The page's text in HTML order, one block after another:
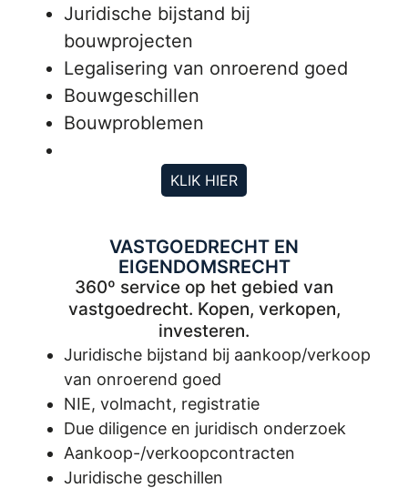
Juridische bijstand bij
bouwprojecten
Legalisering van onroerend goed
Bouwgeschillen
Bouwproblemen
KLIK HIER
VASTGOEDRECHT EN
EIGENDOMSRECHT
360º service op het gebied van
vastgoedrecht. Kopen, verkopen,
investeren.
Juridische bijstand bij aankoop/verkoop
van onroerend goed
NIE, volmacht, registratie
Due diligence en juridisch onderzoek
Aankoop-/verkoopcontracten
Juridische geschillen